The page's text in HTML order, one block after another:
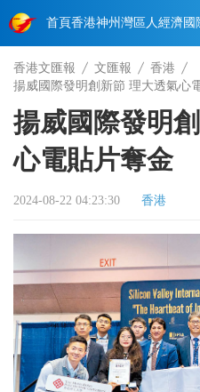
首頁香港神州 灣區人經濟國
香港文匯報 文匯報
香港
揚威國際發明創新節 理大透氣心
揚威國際發明
心電貼片奪金
2024-08-22 04:23:30 香港